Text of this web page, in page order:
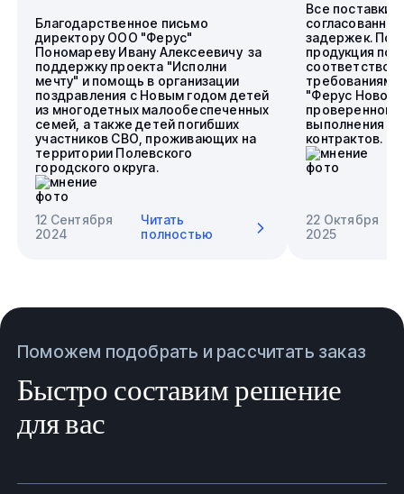
Благодарственное письмо
директору ООО "Ферус"
Пономареву Ивану Алексеевичу за
поддержку проекта "Исполни
мечту" и помощь в организации
поздравления с Новым годом детей
из многодетных малообеспеченных
семей, а также детей погибших
участников СВО, проживающих на
территории Полевского
городского округа.
12 Сентября
2024
Читать
полностью
Все поставки
задержек.
продукция
требованиям.
"Ферус
проверенного
выполнения
контрактов.
22 Октября
2025
Поможем подобрать и рассчитать заказ
Быстро составим решение
для вас